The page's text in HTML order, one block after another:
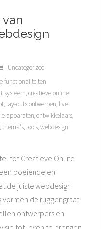
Uncategorized
functionaliteiten
systeem,creatieve online
, lay-outs ontwerpen, live
apparaten,ontwikkelaars,
,thema's,tools,webdesign
tot Creatieve Online
boeiende en
de juiste webdesign
vormen de ruggengraat
ontwerpers en
tot leven te brengen.